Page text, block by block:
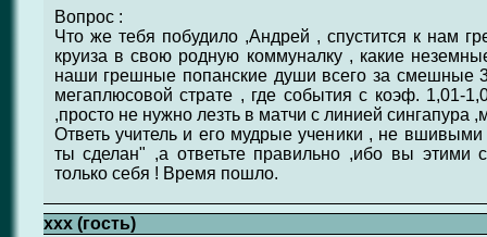
Вопрос :
Что же тебя побудило ,Андрей , спустится к нам
круиза в свою родную коммуналку , какие
наши грешные попанские души всего за смешные
мегаплюсовой страте , где события с коэф. 1,01-
,просто не нужно лезть в матчи с линией сингапура
Ответь учитель и его мудрые ученики , не
ты сделан" ,а ответьте правильно ,ибо вы этими
только себя ! Время пошло.
ххх (гость)